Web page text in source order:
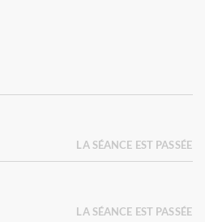
LA SÉANCE EST PASSÉE
LA SÉANCE EST PASSÉE